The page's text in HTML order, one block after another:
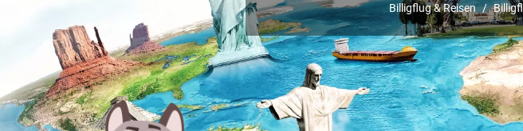
Billigflug & Reisen